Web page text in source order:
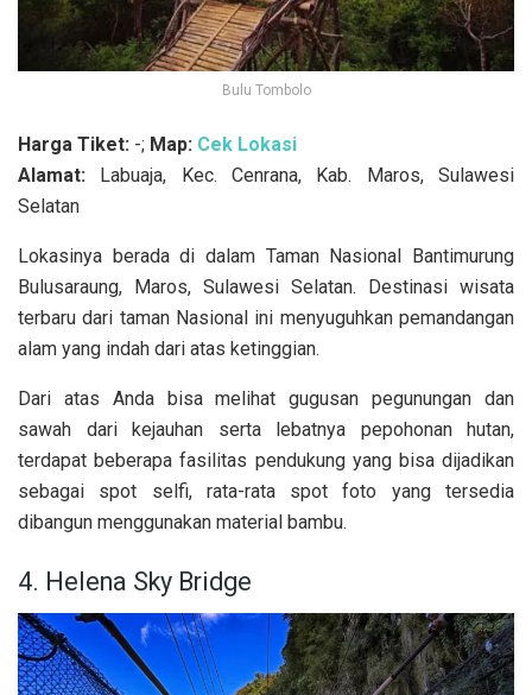
Bulu Tombolo
Harga Tiket: -; Map: Cek Lokasi
Alamat: Labuaja, Kec. Cenrana, Kab. Maros, Sulawesi
Selatan
Lokasinya berada di dalam Taman Nasional Bantimurung
Bulusaraung, Maros, Sulawesi Selatan. Destinasi wisata
terbaru dari taman Nasional ini menyuguhkan pemandangan
alam yang indah dari atas ketinggian.
Dari atas Anda bisa melihat gugusan pegunungan dan
sawah dari kejauhan serta lebatnya pepohonan hutan,
terdapat beberapa fasilitas pendukung yang bisa dijadikan
sebagai spot selfi, rata-rata spot foto yang tersedia
dibangun menggunakan material bambu.
4. Helena Sky Bridge